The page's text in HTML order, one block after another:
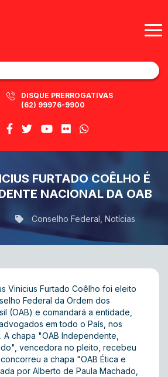
DISQUE PRERROGATIVAS
(62) 99976-9900
FURTADO COÊLHO É
NACIONAL DA OAB
Conselho Federal Notícias
Vinicius Furtado Coêlho foi eleito
Federal da Ordem dos
(OAB) e comandará a entidade,
em todo o País, nos
A chapa "OAB Independente,
vencedora no pleito, recebeu
a chapa "OAB Ética e
por Alberto de Paula Machado,